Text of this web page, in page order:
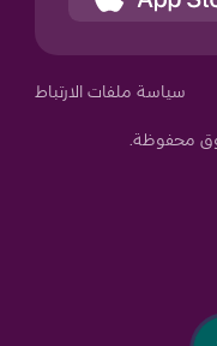
سياسة ملفات الارتباطYour Privacy Choices